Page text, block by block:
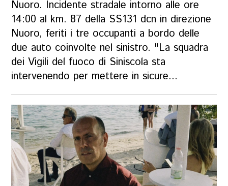
Nuoro. Incidente stradale intorno alle ore
14:00 al km. 87 della SS131 dcn in direzione
Nuoro, feriti i tre occupanti a bordo delle
due auto coinvolte nel sinistro. "La squadra
dei Vigili del fuoco di Siniscola sta
intervenendo per mettere in sicure...